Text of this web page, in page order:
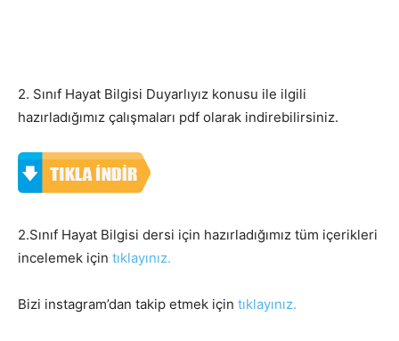
2. Sınıf Hayat Bilgisi Duyarlıyız konusu ile ilgili
hazırladığımız çalışmaları pdf olarak indirebilirsiniz.
2.Sınıf Hayat Bilgisi dersi için hazırladığımız tüm içerikleri
incelemek için tıklayınız.
Bizi instagram’dan takip etmek için tıklayınız.